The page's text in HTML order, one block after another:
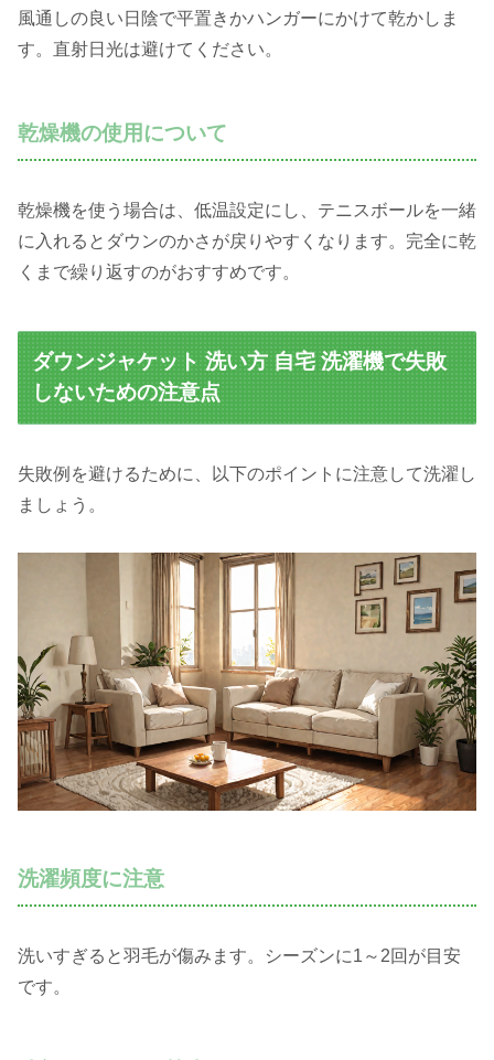
風通しの良い日陰で平置きかハンガーにかけて乾かしま
す。直射日光は避けてください。
乾燥機の使用について
乾燥機を使う場合は、低温設定にし、テニスボールを一緒
に入れるとダウンのかさが戻りやすくなります。完全に乾
くまで繰り返すのがおすすめです。
ダウンジャケット 洗い方 自宅 洗濯機で失敗
しないための注意点
失敗例を避けるために、以下のポイントに注意して洗濯し
ましょう。
洗濯頻度に注意
洗いすぎると羽毛が傷みます。シーズンに1～2回が目安
です。